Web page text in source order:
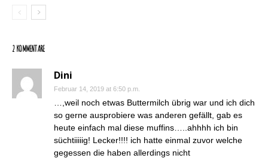
2 KOMMENTARE
Dini
Februar 14, 2019 at 6:50 p.m.
…,weil noch etwas Buttermilch übrig war und ich dich
so gerne ausprobiere was anderen gefällt, gab es
heute einfach mal diese muffins…..ahhhh ich bin
süchtiiiiig! Lecker!!!! ich hatte einmal zuvor welche
gegessen die haben allerdings nicht